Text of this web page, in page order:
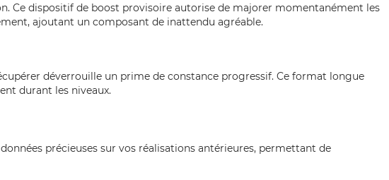
Ce dispositif de boost provisoire autorise de majorer momentanément les
ajoutant un composant de inattendu agréable.
déverrouille un prime de constance progressif. Ce format longue
durant les niveaux.
précieuses sur vos réalisations antérieures, permettant de